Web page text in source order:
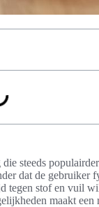
steeds
dat de gebruiker
tegen stof en vuil
maakt